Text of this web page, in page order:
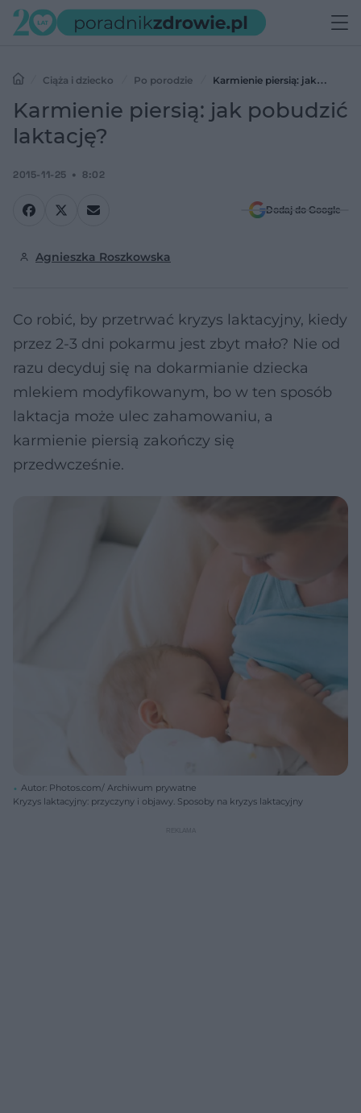
Ciąża i dziecko Po porodzie
Karmienie piersią: jak
pobudzić laktację?
Karmienie piersią: jak pobudzić
laktację?
2015-11-25 8:02
Dodaj do Google
Agnieszka Roszkowska
Co robić, by przetrwać kryzys laktacyjny, kiedy
przez 2-3 dni pokarmu jest zbyt mało? Nie od
razu decyduj się na dokarmianie dziecka
mlekiem modyfikowanym, bo w ten sposób
laktacja może ulec zahamowaniu, a
karmienie piersią zakończy się
przedwcześnie.
Autor: Photos.com/ Archiwum prywatne
Kryzys laktacyjny: przyczyny i objawy. Sposoby na kryzys laktacyjny